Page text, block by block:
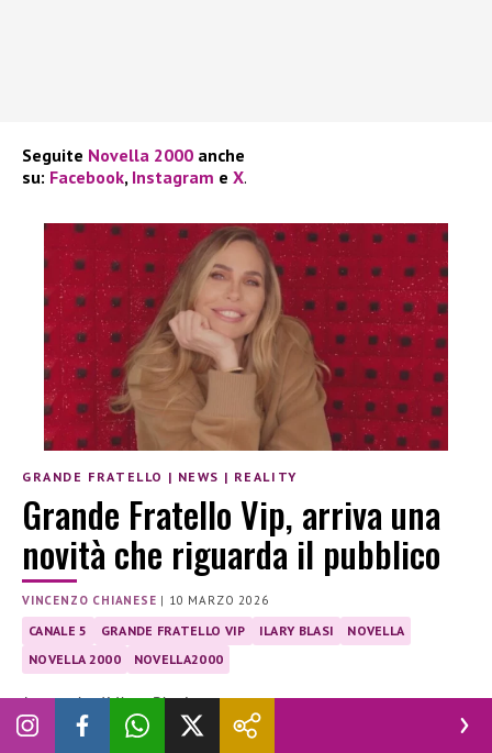
Seguite Novella 2000 anche
su: Facebook, Instagram e X.
GRANDE FRATELLO | NEWS | REALITY
Grande Fratello Vip, arriva una
novità che riguarda il pubblico
VINCENZO CHIANESE | 10 MARZO 2026
CANALE 5 GRANDE FRATELLO VIP ILARY BLASI
NOVELLA
NOVELLA 2000
NOVELLA2000
Le parole di Ilary Blasi